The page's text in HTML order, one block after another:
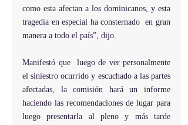
como esta afectan a los dominicanos, y esta
tragedia en especial ha consternado  en gran
manera a todo el país”, dijo.
Manifestó que  luego de ver personalmente
el siniestro ocurrido y escuchado a las partes
afectadas, la comisión hará un informe
haciendo las recomendaciones de lugar para
luego presentarla al pleno y más tarde